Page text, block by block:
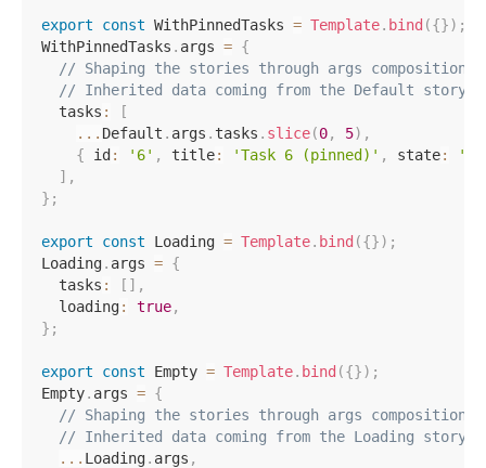
export const WithPinnedTasks = Template. bind ({}) ;
WithPinnedTasks . args = {
// Shaping the stories through args composition.
// Inherited data coming from the Default story.
  tasks
:
[
... Default . args . tasks . slice(0, 5) ,
{ id : '6' , title: 'Task 6 (pinned)' , state:
] ,
} ;
export const Loading = Template. bind ({}) ;
Loading. args = {
  tasks
: [ ] ,
  loading
: true,
} ;
export const Empty = Template. bind ({}) ;
Empty. args = {
// Shaping the stories through args composition.
// Inherited data coming from the Loading story.
... Loading. args ,